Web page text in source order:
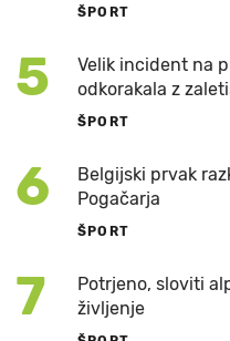
ŠPORT
5
Velik incident na
odkorakala z
ŠPORT
6
Belgijski prvak
Pogačarja
ŠPORT
7
Potrjeno, sloviti
življenje